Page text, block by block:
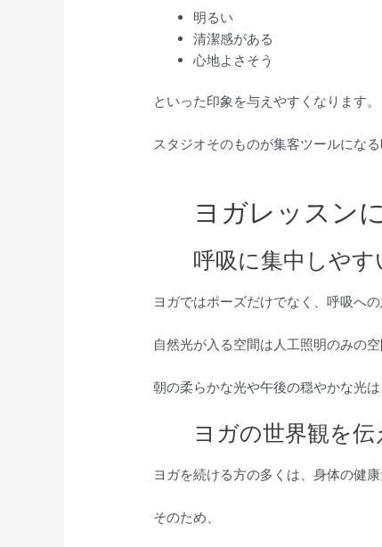
明るい
清潔感がある
心地よさそう
といった印象を与えやすくなります。
スタジオそのものが集客ツールにな
ヨガレッスン
呼吸に集中しや
ヨガではポーズだけでなく、呼吸への
自然光が入る空間は人工照明のみの
朝の柔らかな光や午後の穏やかな光
ヨガの世界観を
ヨガを続ける方の多くは、身体の健
そのため、